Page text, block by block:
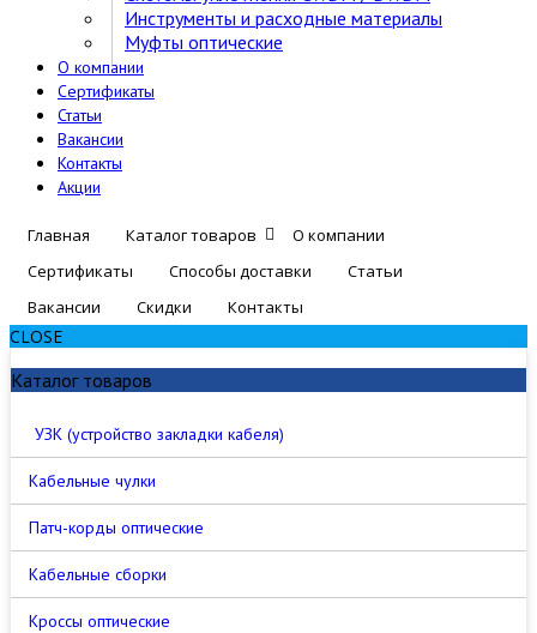
Инструменты и расходные материалы
Муфты оптические
О компании
Сертификаты
Статьи
Вакансии
Контакты
Акции
Главная Каталог товаров
О компании
Сертификаты
Способы доставки
Статьи
Вакансии
Скидки Контакты
CLOSE
Каталог товаров
УЗК (устройство закладки кабеля)
Кабельные чулки
Патч-корды оптические
Кабельные сборки
Кроссы оптические